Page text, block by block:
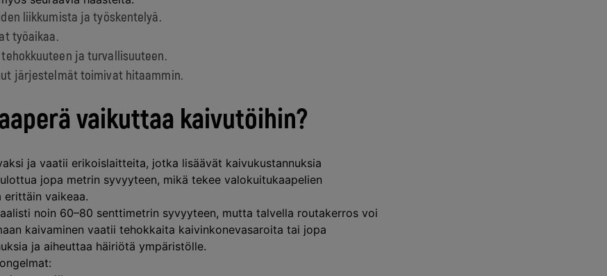
liikkumista ja työskentelyä.
työaikaa.
ja turvallisuuteen.
järjestelmät toimivat hitaammin.
vaikuttaa kaivutöihin?
ja vaatii erikoislaitteita, jotka lisäävät kaivukustannuksia
jopa metrin syvyyteen, mikä tekee valokuitukaapelien
erittäin vaikeaa.
noin 60–80 senttimetrin syvyyteen, mutta talvella routakerros voi
kaivaminen vaatii tehokkaita kaivinkonevasaroita tai jopa
ja aiheuttaa häiriötä ympäristölle.